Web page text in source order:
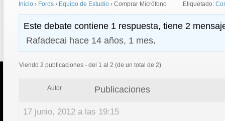
Korg lanza SDD-3000, el nuevo
pedal de delay.
Tutorial de CLA Effects, aprende a
Inicio › Foros › Equipo de Estudio › Comprar Micrófono Etiquetado:
Este debate contiene 1 respuesta, tiene 2
Rafadecai hace 14 años, 1 mes.
Viendo 2 publicaciones - del 1 al 2 (de un total de 2)
Autor Publicaciones
17 junio, 2012 a las 19:15